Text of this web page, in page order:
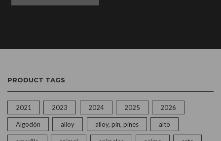
PRODUCT TAGS
2021 2023 2024 2025 2026
Algodón alloy alloy, pin, pines alto